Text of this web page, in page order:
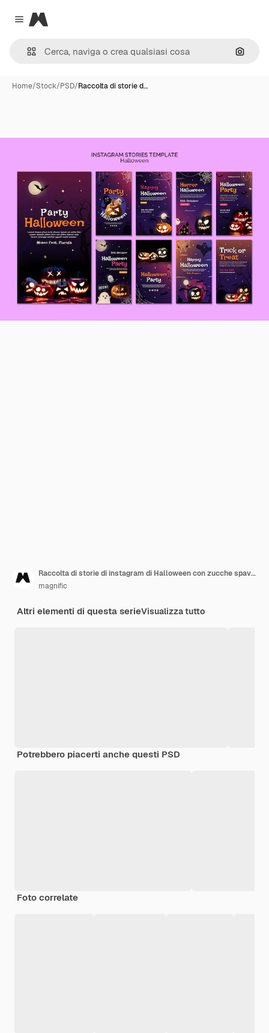
Close menu
Magnific
Cerca
Home/Stock/PSD/Raccolta di storie d…
Raccolta di storie di instagram di Halloween con zucche spaventose
magnific
Altri elementi di questa serieVisualizza tutto
Potrebbero piacerti anche questi PSD
Foto correlate